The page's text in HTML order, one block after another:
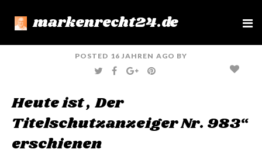
markenrecht24.de
e
POSTED 16 JAHREN AGO BY
T
W
T
E
F
A
O
G
O
P
I
S
T
Heute ist „Der
Titelschutzanzeiger Nr. 983“
erschienen